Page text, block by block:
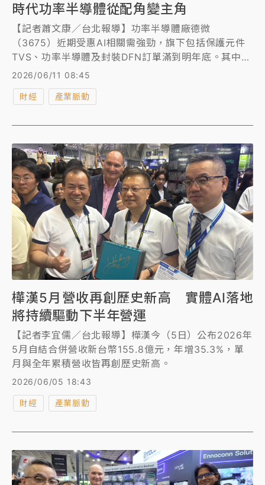
時代功率半導體從配角變主角
【記者蕭文康／台北報導】功率半導體廠德微
（3675）近期受惠AI相關需強勁，旗下包括保護元件
TVS、功率半導體及封裝DFN訂單滿到明年底。其中，
德微董事長張恩傑表示，「過去功率半導體被視作可有
可無的配角，如今已轉變成不可或缺的主角」，他並強
調技術時間、溫度和濃度控制的know-how是競爭關
AI世代來臨，功率半導體將成長為主流產品，營業毛利
可望維持40%以上，且未來兩三年業績、產品多元趨勢
明顯。
2026/06/11 08:45
財經 產業脈動
樺漢5月營收再創歷史新高 實體AI落地
將持續驅動下半年營運
【記者李宜儒／台北報導】樺漢今（5日）公布2026年
5月自結合併營收新台幣155.8億元，年增35.3%，單
月與全年累積營收皆再創歷史新高。
2026/06/05 18:43
財經 產業脈動